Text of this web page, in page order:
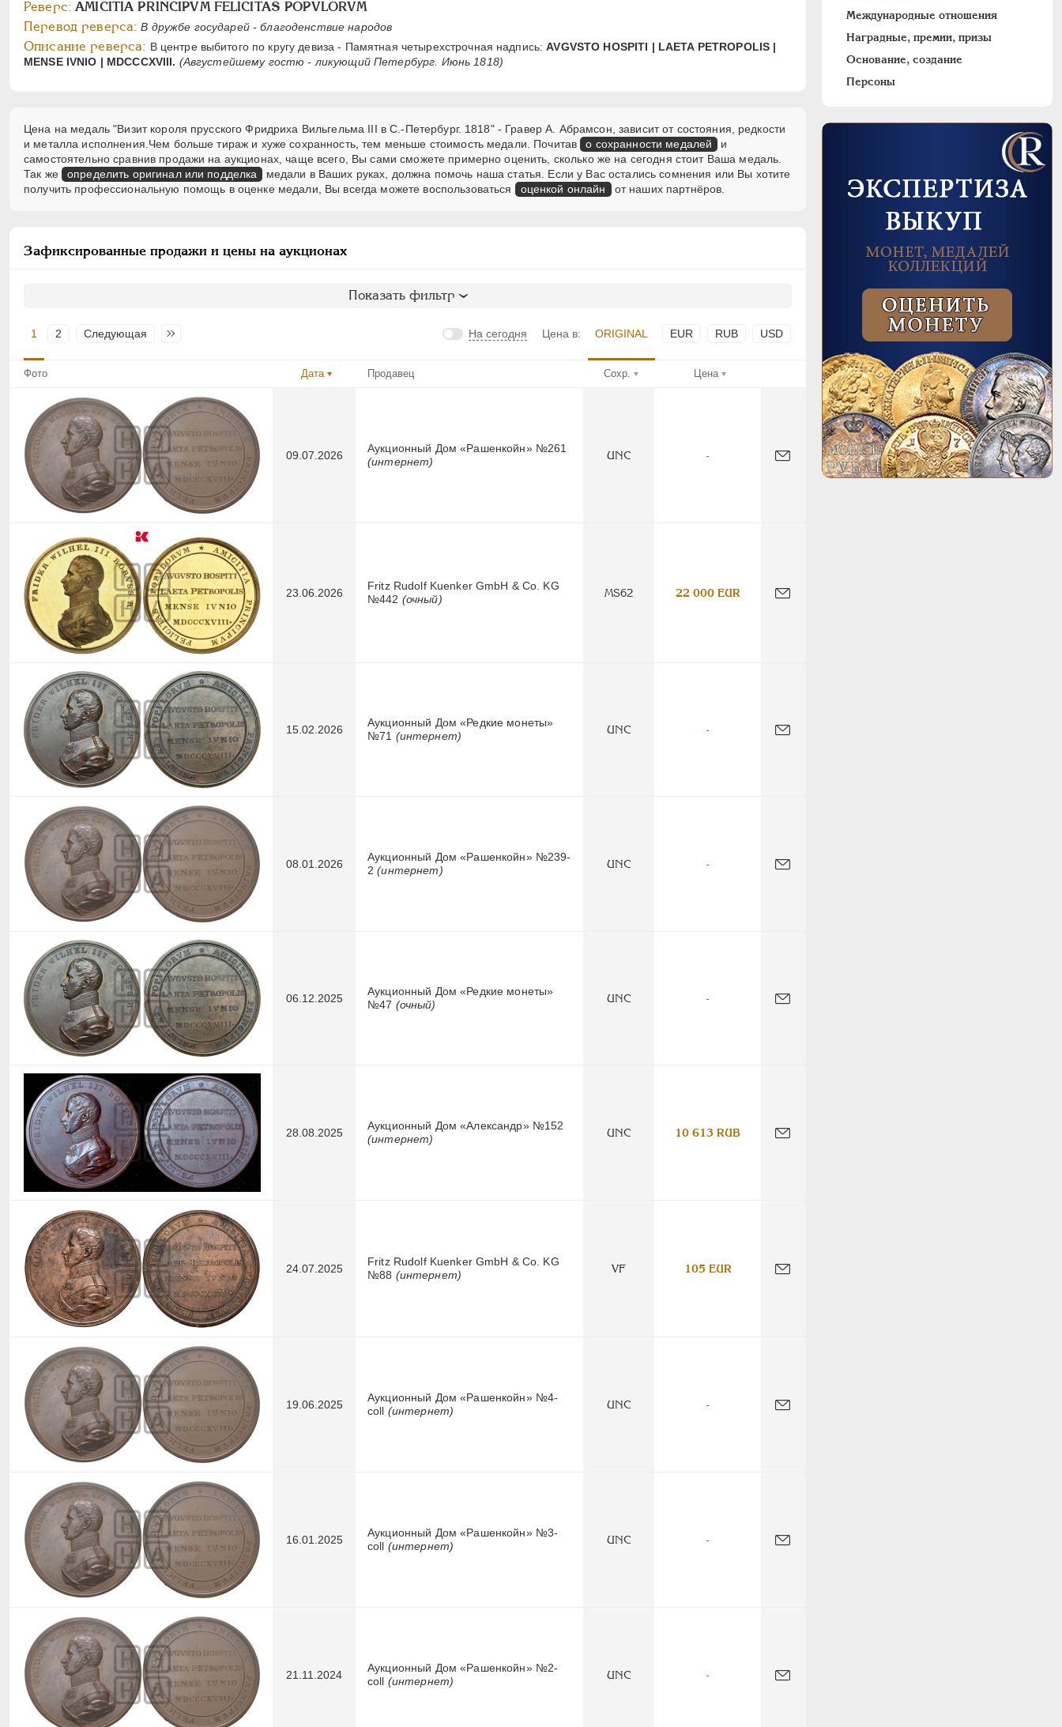
Реверс: AMICITIA PRINCIPVM FELICITAS POPVLORVM
Перевод реверса: В дружбе государей - благоденствие народов
Описание реверса: В центре выбитого по кругу девиза - Памятная четырехстрочная надпись:AVGVSTO HOSPITI | LAETA PETROPOLIS |
MENSE IVNIO | MDCCCXVIII. (Августейшему гостю - ликующий Петербург. Июнь 1818)
Цена на медаль "Визит короля прусского Фридриха Вильгельма III в С.-Петербург. 1818" - Гравер А. Абрамсон, зависит от состояния, редкости
и металла исполнения.Чем больше тираж и хуже сохранность, тем меньше стоимость медали. Почитав о сохранности медалей
и
самостоятельно сравнив продажи на аукционах, чаще всего, Вы сами сможете примерно оценить, сколько же на сегодня стоит Ваша медаль.
Так же
определить оригинал или подделка
медали в Ваших руках, должна помочь наша статья. Если у Вас остались сомнения или Вы хотите
получить профессиональную помощь в оценке медали, Вы всегда можете воспользоваться
оценкой онлайн от наших партнёров.
Зафиксированные продажи и цены на аукционах
Показать фильтр
1 2 Следующая Последняя На сегодня Цена в: ORIGINAL EUR RUB USD
Фото Дата Продавец Сохр. Цена
09.07.2026
Аукционный Дом «Рашенкойн» №261
(интернет)
UNC -
23.06.2026
Fritz Rudolf Kuenker GmbH & Co. KG
№442 (очный)
MS62 22 000 EUR
15.02.2026
Аукционный Дом «Редкие монеты»
№71 (интернет)
UNC -
08.01.2026
Аукционный Дом «Рашенкойн» №239-
2(интернет)
UNC -
06.12.2025
Аукционный Дом «Редкие монеты»
№47 (очный)
UNC -
28.08.2025
Аукционный Дом «Александр» №152
(интернет)
UNC 10 613 RUB
24.07.2025
Fritz Rudolf Kuenker GmbH & Co. KG
№88 (интернет)
VF 105 EUR
19.06.2025
Аукционный Дом «Рашенкойн» №4-
coll (интернет)
UNC -
16.01.2025
Аукционный Дом «Рашенкойн» №3-
coll (интернет)
UNC -
21.11.2024
Аукционный Дом «Рашенкойн» №2-
coll (интернет)
UNC -
Международные отношения
Наградные, премии, призы
Основание, создание
Персоны